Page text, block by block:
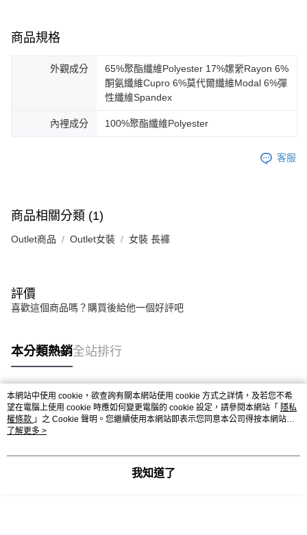
商品規格
外觀成分
65%聚酯纖維Polyester 17%嫘縈Rayon 6%
酮氨纖維Cupro 6%莫代爾纖維Modal 6%彈
性纖維Spandex
內裡成分 100%聚酯纖維Polyester
客服
商品相關分類 (1)
Outlet商品 Outlet女裝 女裝 長褲
評價
喜歡這個商品嗎？購買後給他一個好評吧
本分類熱銷全站排行
熱門標籤
本網站中使用 cookie，欲查詢有關本網站使用 cookie 方式之詳情，及若您不希
望在電腦上使用 cookie 時應如何變更電腦的 cookie 設定，請參閱本網站「 隱私
權條款 」之 Cookie 聲明。您繼續使用本網站即表示您同意本公司得按本網站使
用條款之 Cookie 聲明使用 cookie。
了解更多 >
我知道了